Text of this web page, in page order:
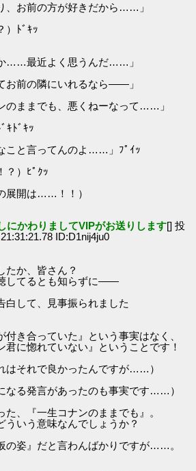
、お前の方が好きだから……」
ﾄﾞｷｯ
……最近よく思うんだ……」
お前の隣にいれるなら――」
のままでも、悪くねーなって……」
ｷﾄﾞｷｯ
こと言ってんのよ……」ﾌﾟｲｯ
）ﾋﾟｸｯ
展開は……！！）
にかわりましてVIPがお送りします[] 投
ID:D1nij4ju0
か、皆さん？
してるとも知らずに――
白して、見事振られました
き合っていた』という事実はなく、
君に惚れていない』ということです！
はそれで良かったんですが……）
なる発言があったのも事実です……）
た、『一生コナンのままでも』。
いう意味なんでしょうか？
の姿』だと言わんばかりですが……。